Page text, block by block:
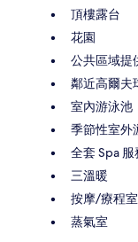
頂樓露台
花園
公共區域提
鄰近高爾夫
室內游泳池
季節性室外
全套 Spa 服
三溫暖
按摩/療程室
蒸氣室